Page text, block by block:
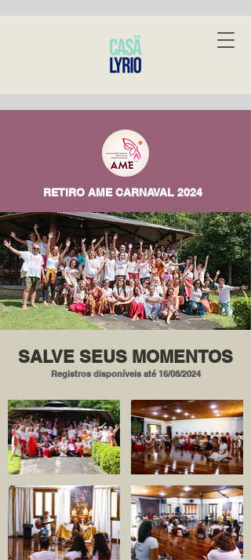
RETIRO AME CARNAVAL 2024
SALVE SEUS MOMENTOS
Registros disponíveis até 16/08/2024